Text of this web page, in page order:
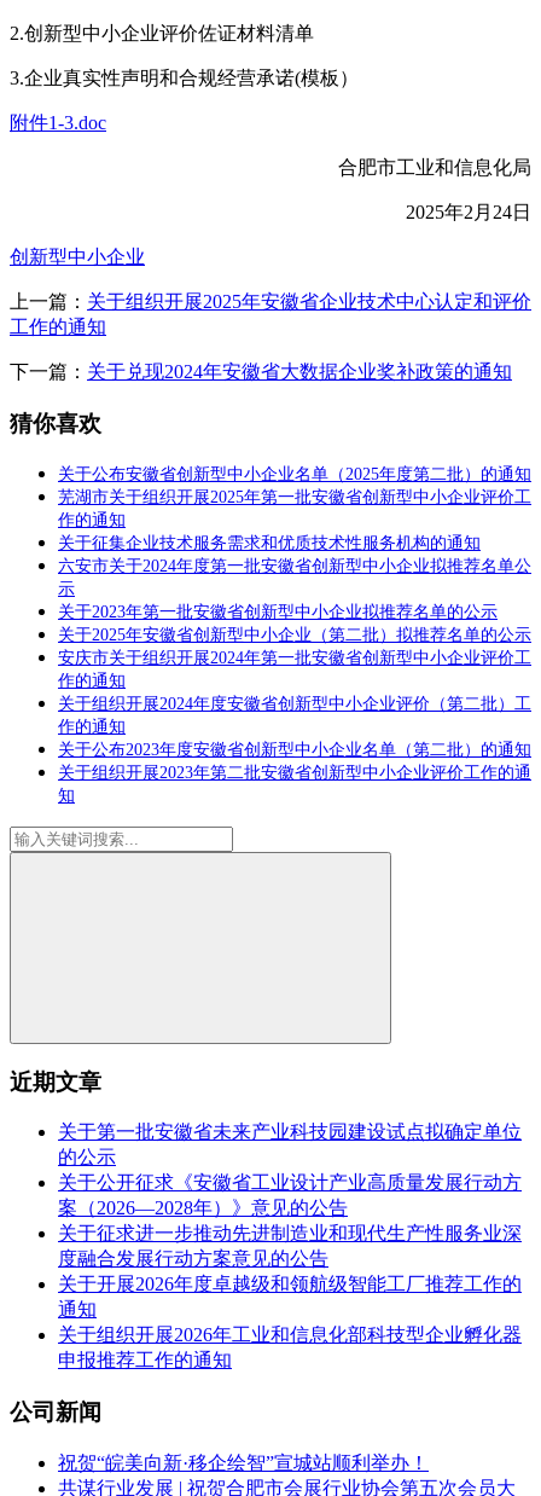
2.创新型中小企业评价佐证材料清单
3.企业真实性声明和合规经营承诺(模板）
附件1-3.doc
合肥市工业和信息化局
2025年2月24日
创新型中小企业
上一篇： 关于组织开展2025年安徽省企业技术中心认定和评价
工作的通知
下一篇： 关于兑现2024年安徽省大数据企业奖补政策的通知
猜你喜欢
关于公布安徽省创新型中小企业名单（2025年度第二批）的通知
芜湖市关于组织开展2025年第一批安徽省创新型中小企业评价工
作的通知
关于征集企业技术服务需求和优质技术性服务机构的通知
六安市关于2024年度第一批安徽省创新型中小企业拟推荐名单公
示
关于2023年第一批安徽省创新型中小企业拟推荐名单的公示
关于2025年安徽省创新型中小企业（第二批）拟推荐名单的公示
安庆市关于组织开展2024年第一批安徽省创新型中小企业评价工
作的通知
关于组织开展2024年度安徽省创新型中小企业评价（第二批）工
作的通知
关于公布2023年度安徽省创新型中小企业名单（第二批）的通知
关于组织开展2023年第二批安徽省创新型中小企业评价工作的通
知
近期文章
关于第一批安徽省未来产业科技园建设试点拟确定单位
的公示
关于公开征求《安徽省工业设计产业高质量发展行动方
案（2026—2028年）》意见的公告
关于征求进一步推动先进制造业和现代生产性服务业深
度融合发展行动方案意见的公告
关于开展2026年度卓越级和领航级智能工厂推荐工作的
通知
关于组织开展2026年工业和信息化部科技型企业孵化器
申报推荐工作的通知
公司新闻
祝贺“皖美向新·移企绘智”宣城站顺利举办！
共谋行业发展 | 祝贺合肥市会展行业协会第五次会员大